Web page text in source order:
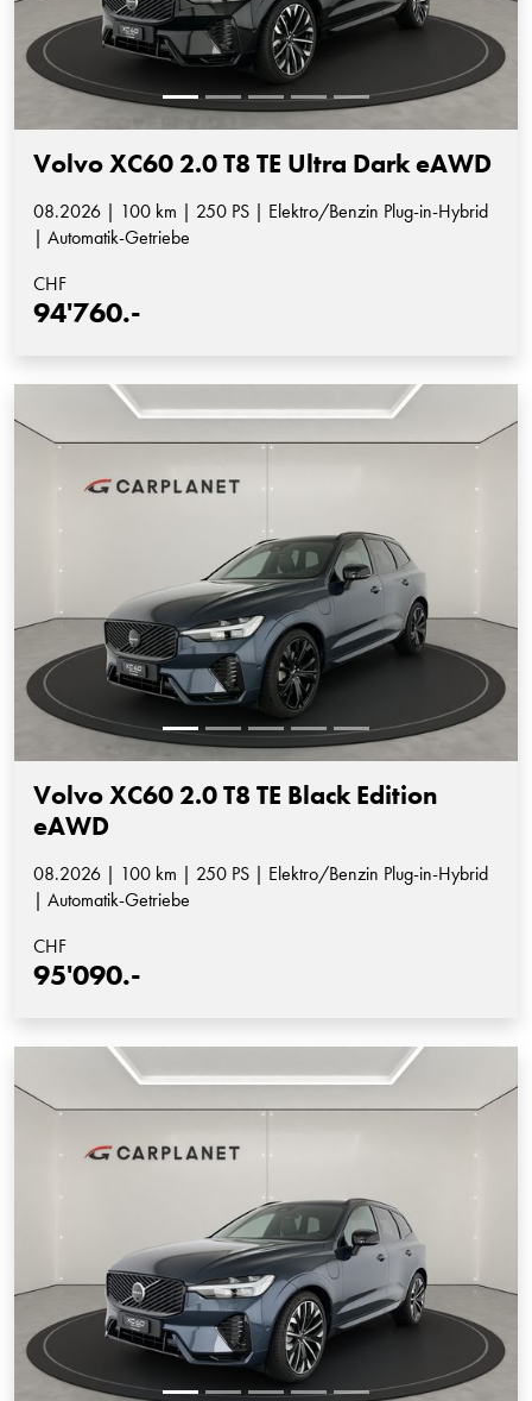
Volvo XC60 2.0 T8 TE Ultra Dark eAWD
08.2026 | 100 km | 250 PS | Elektro/Benzin Plug-in-Hybrid
| Automatik-Getriebe
CHF
94'760.-
Volvo XC60 2.0 T8 TE Black Edition
eAWD
08.2026 | 100 km | 250 PS | Elektro/Benzin Plug-in-Hybrid
| Automatik-Getriebe
CHF
95'090.-